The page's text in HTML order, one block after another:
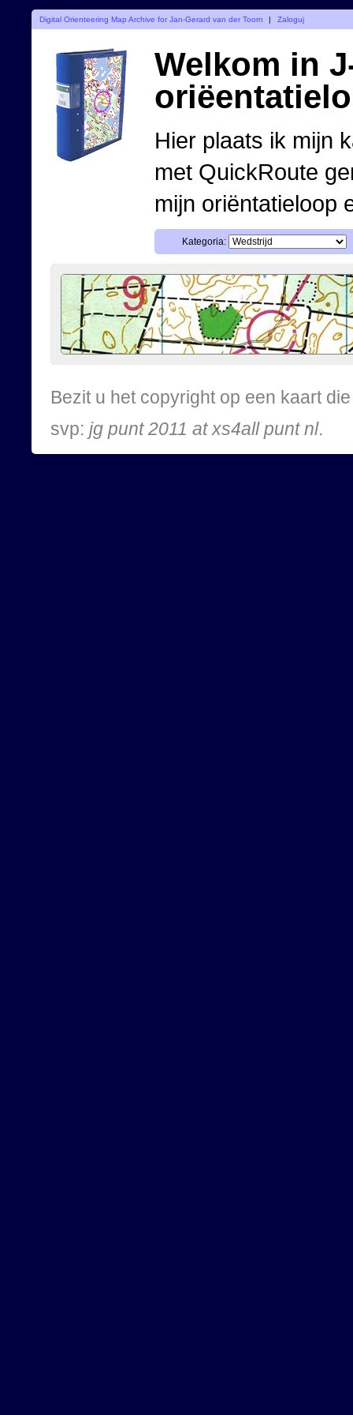
Digital Orienteering Map Archive for Jan-Gerard van der Toorn | Zaloguj
Welkom in
Hier plaats ik mijn
met QuickRoute
mijn oriëntatieloop
Kategoria:
Bezit u het copyright op een kaart
svp: jg punt 2011 at xs4all punt nl.